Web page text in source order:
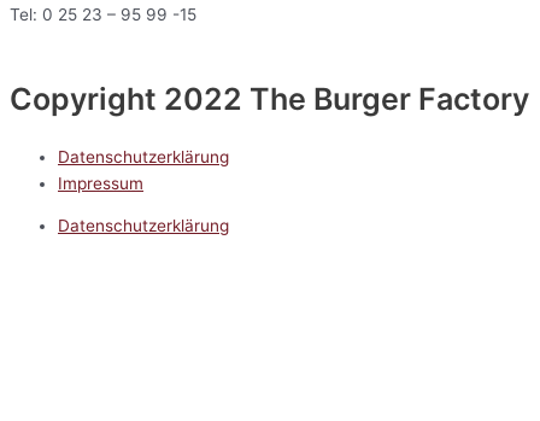
Tel: 0 25 23 – 95 99 -15
Copyright 2022 The Burger Factory
Datenschutzerklärung
Impressum
Datenschutzerklärung